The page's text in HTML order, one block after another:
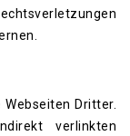
Dritter.
verlinkten